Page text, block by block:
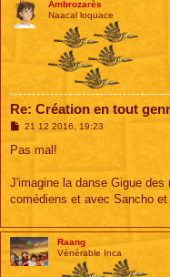
Ambrozarès
Naacal loquace
Re: Création en tout
M
s
g
21 12 2016, 19:23
Pas mal!
J'imagine la danse Gigue
comédiens et avec Sancho et
Raang
Vénérable Inca